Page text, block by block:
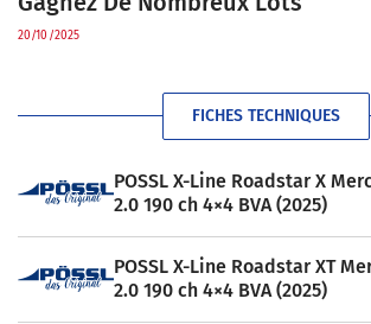
20/10/2025
FICHES TECHNIQUES
POSSL X-Line Roadstar X
2.0 190 ch 4×4 BVA (2025)
POSSL X-Line Roadstar XT
2.0 190 ch 4×4 BVA (2025)